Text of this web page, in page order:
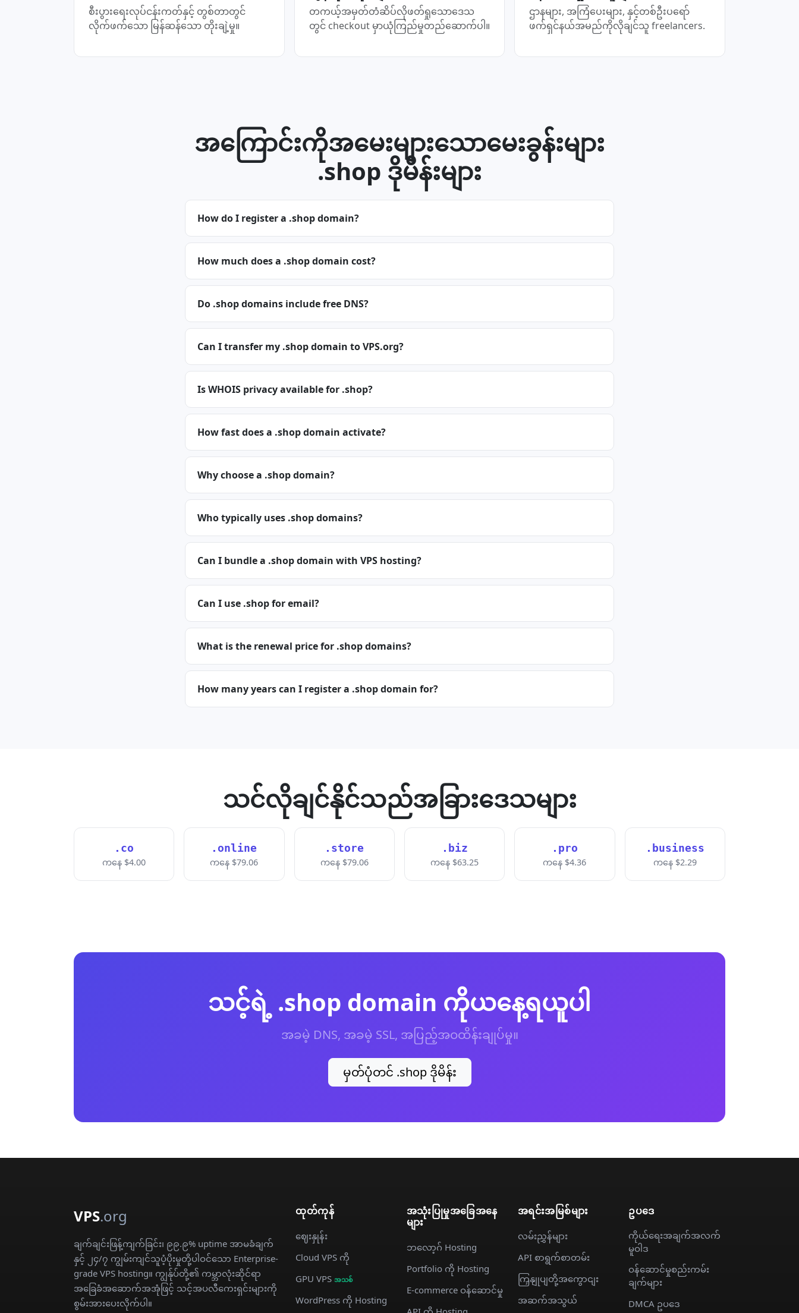
စီးပွားရေးလုပ်ငန်းကတ်နှင့် တွစ်တာတွင်
လိုက်ဖက်သော မြန်ဆန်သော တိုးချဲ့မှု။
တကယ့်အမှတ်တံဆိပ်လိုဖတ်ရှုသောဒေသ
တွင် checkout မှာယုံကြည်မှုတည်ဆောက်ပါ။
ဌာနများ, အကြံပေးများ, နှင့်တစ်ဦးပရော်
ဖက်ရှင်နယ်အမည်ကိုလိုချင်သူ freelancers.
အကြောင်းကိုအမေးများသောမေးခွန်းများ
.shop ဒိုမိန်းများ
How do I register a .shop domain?
How much does a .shop domain cost?
Do .shop domains include free DNS?
Can I transfer my .shop domain to VPS.org?
Is WHOIS privacy available for .shop?
How fast does a .shop domain activate?
Why choose a .shop domain?
Who typically uses .shop domains?
Can I bundle a .shop domain with VPS hosting?
Can I use .shop for email?
What is the renewal price for .shop domains?
How many years can I register a .shop domain for?
သင်လိုချင်နိုင်သည်အခြားဒေသများ
.co
ကနေ $4.00
.online
ကနေ $79.06
.store
ကနေ $79.06
.biz
ကနေ $63.25
.pro
ကနေ $4.36
.business
ကနေ $2.29
သင့်ရဲ့ .shop domain ကိုယနေ့ရယူပါ
အခမဲ့ DNS, အခမဲ့ SSL, အပြည့်အဝထိန်းချုပ်မှု။
မှတ်ပုံတင် .shop ဒိုမိန်း
VPS.org
ချက်ချင်းဖြန့်ကျက်ခြင်း၊ ၉၉.၉% uptime အာမခံချက်
နှင့် ၂၄/၇ ကျွမ်းကျင်သူပံ့ပိုးမှုတို့ပါဝင်သော Enterprise-
grade VPS hosting။ ကျွန်ုပ်တို့၏ ကမ္ဘာလုံးဆိုင်ရာ
အခြေခံအဆောက်အအုံဖြင့် သင့်အပလီကေးရှင်းများကို
စွမ်းအားပေးလိုက်ပါ။
ထုတ်ကုန်
ဈေးနှုန်း
Cloud VPS ကို
GPU VPSအသစ်
WordPress ကို Hosting
အသုံးပြုမှုအခြေအနေ
များ
ဘလော့ဂ် Hosting
Portfolio ကို Hosting
E-commerce ဝန်ဆောင်မှု
အရင်းအမြစ်များ
လမ်းညွှန်များ
API စာရွက်စာတမ်း
ကြှနျုပျတို့အကွောငျး
အဆက်အသွယ်
ဥပဒေ
ကိုယ်ရေးအချက်အလက်
မူဝါဒ
ဝန်ဆောင်မှုစည်းကမ်း
ချက်များ
DMCA ဥပဒေ